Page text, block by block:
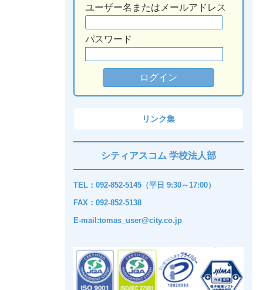
ユーザー名またはメールアドレス
パスワード
リンク集
シティアスコム 学校法人部
TEL：092-852-5145（平日 9:30～17:00）
FAX：092-852-5138
E-mail:tomas_user@city.co.jp